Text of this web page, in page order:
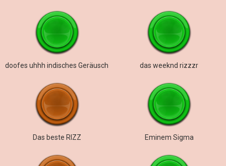
doofes uhhh indisches Geräusch das weeknd rizzzr
Das beste RIZZ Eminem Sigma